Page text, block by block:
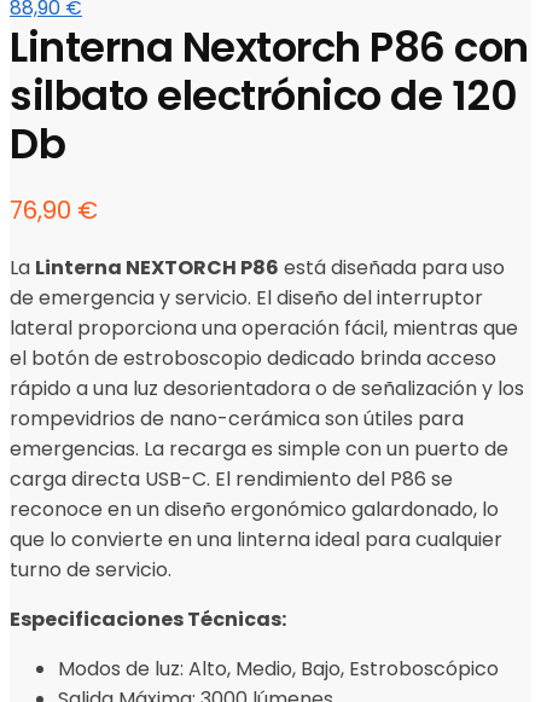
88,90 €
Linterna Nextorch P86 con
silbato electrónico de 120
Db
76,90 €
La Linterna NEXTORCH P86 está diseñada para uso
de emergencia y servicio. El diseño del interruptor
lateral proporciona una operación fácil, mientras que
el botón de estroboscopio dedicado brinda acceso
rápido a una luz desorientadora o de señalización y los
rompevidrios de nano-cerámica son útiles para
emergencias. La recarga es simple con un puerto de
carga directa USB-C. El rendimiento del P86 se
reconoce en un diseño ergonómico galardonado, lo
que lo convierte en una linterna ideal para cualquier
turno de servicio.
Especificaciones Técnicas:
Modos de luz: Alto, Medio, Bajo, Estroboscópico